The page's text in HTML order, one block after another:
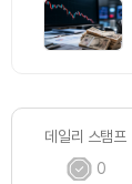
데일리 스탬프
0